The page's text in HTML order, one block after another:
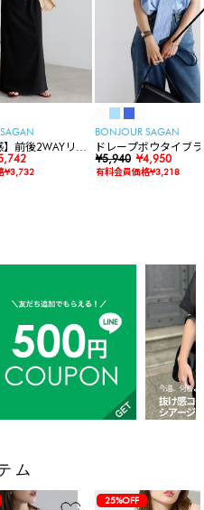
】前後2WAYリブ
ース
¥3,732
BONJOUR SAGAN
ドレープボウタイブ
ス
¥5,940 ¥4,950
有料会員価格¥3,218
ム
25%OFF